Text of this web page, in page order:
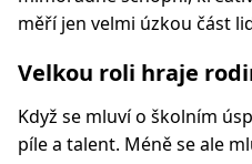
měří jen velmi úzkou část
Velkou roli hraje
Když se mluví o školním
píle a talent. Méně se ale